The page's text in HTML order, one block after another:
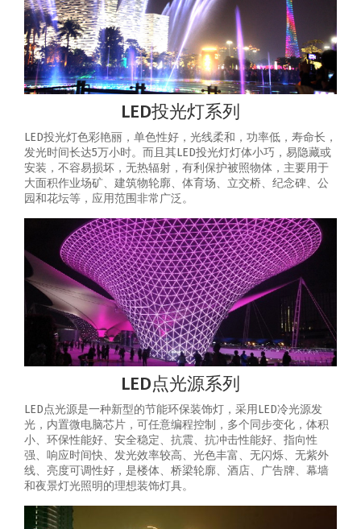
LED投光灯系列
LED投光灯色彩艳丽，单色性好，光线柔和，功率低，寿命长，
发光时间长达5万小时。而且其LED投光灯灯体小巧，易隐藏或
安装，不容易损坏，无热辐射，有利保护被照物体，主要用于
大面积作业场矿、建筑物轮廓、体育场、立交桥、纪念碑、公
园和花坛等，应用范围非常广泛。
LED点光源系列
LED点光源是一种新型的节能环保装饰灯，采用LED冷光源发
光，内置微电脑芯片，可任意编程控制，多个同步变化，体积
小、环保性能好、安全稳定、抗震、抗冲击性能好、指向性
强、响应时间快、发光效率较高、光色丰富、无闪烁、无紫外
线、亮度可调性好，是楼体、桥梁轮廓、酒店、广告牌、幕墙
和夜景灯光照明的理想装饰灯具。